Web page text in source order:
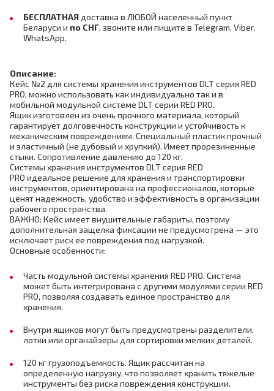
БЕСПЛАТНАЯ доставка в ЛЮБОЙ населенный пункт
Беларуси и по СНГ, звоните или пищите в Telegram, Viber,
WhatsApp.
Описание:
Кейс №2 для системы хранения инструментов DLT серия RED
PRO, можно использовать как индивидуально так и в
мобильной модульной системе DLT серии RED PRO.
Ящик изготовлен из очень прочного материала, который
гарантирует долговечность конструкции и устойчивость к
механическим повреждениям. Специальный пластик прочный
и эластичный (не дубовый и хрупкий). Имеет прорезиненные
стыки. Сопротивление давлению до 120 кг.
Системы хранения инструментов DLT серия RED
PRO идеальное решение для хранения и транспортировки
инструментов, ориентирована на профессионалов, которые
ценят надежность, удобство и эффективность в организации
рабочего пространства.
ВАЖНО: Кейс имеет внушительные габариты, поэтому
дополнительная защелка фиксации не предусмотрена — это
исключает риск ее повреждения под нагрузкой.
Основные особенности:
Часть модульной системы хранения RED PRO. Система
может быть интегрирована с другими модулями серии RED
PRO, позволяя создавать единое пространство для
хранения.
Внутри ящиков могут быть предусмотрены разделители,
лотки или органайзеры для сортировки мелких деталей.
120 кг грузоподъемность. Ящик рассчитан на
определенную нагрузку, что позволяет хранить тяжелые
инструменты без риска повреждения конструкции.